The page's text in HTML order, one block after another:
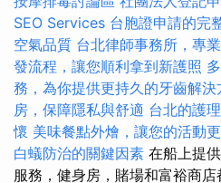
SEO Services 台胞證申請的完
空氣品質 台北律師事務所，專
發流程，讓您順利拿到新護照
務，為你提供更持久的牙齒解決
房，保障隱私與舒適 台北的護
懷 美味餐點外燴，讓您的活動
白蟻防治的關鍵因素 在船上提
服務，健身房，賭場和富裕商店